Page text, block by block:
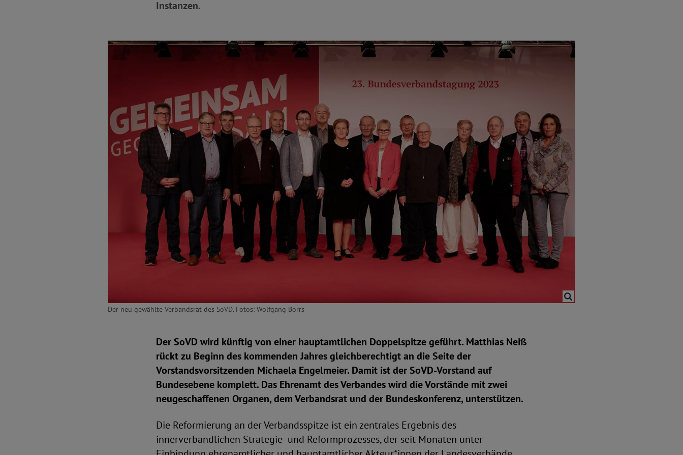
Instanzen.
Der neu gewählte Verbandsrat des SoVD. Fotos: Wolfgang Borrs
Der SoVD wird künftig von einer hauptamtlichen Doppelspitze geführt. Matthias Neiß
rückt zu Beginn des kommenden Jahres gleichberechtigt an die Seite der
Vorstandsvorsitzenden Michaela Engelmeier. Damit ist der SoVD-Vorstand auf
Bundesebene komplett. Das Ehrenamt des Verbandes wird die Vorstände mit zwei
neugeschaffenen Organen, dem Verbandsrat und der Bundeskonferenz, unterstützen.
Die Reformierung an der Verbandsspitze ist ein zentrales Ergebnis des
innerverbandlichen Strategie- und Reformprozesses, der seit Monaten unter